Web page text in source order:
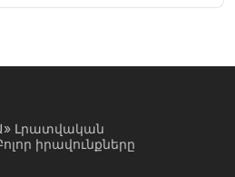
Լրատվական
իրավունքները